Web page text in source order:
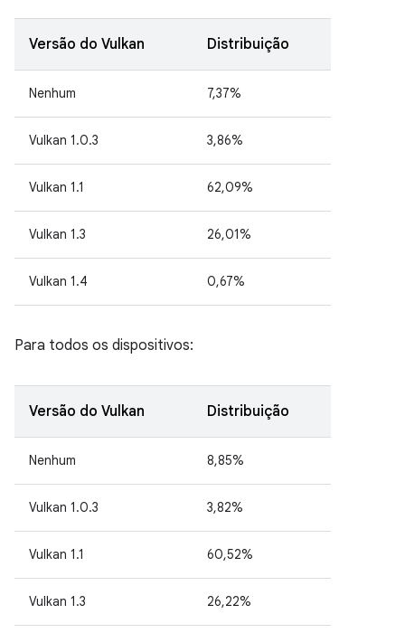
Versão do Vulkan Distribuição
Nenhum 7,37%
Vulkan 1.0.3 3,86%
Vulkan 1.1 62,09%
Vulkan 1.3 26,01%
Vulkan 1.4 0,67%
Para todos os dispositivos:
Versão do Vulkan Distribuição
Nenhum 8,85%
Vulkan 1.0.3 3,82%
Vulkan 1.1 60,52%
Vulkan 1.3 26,22%